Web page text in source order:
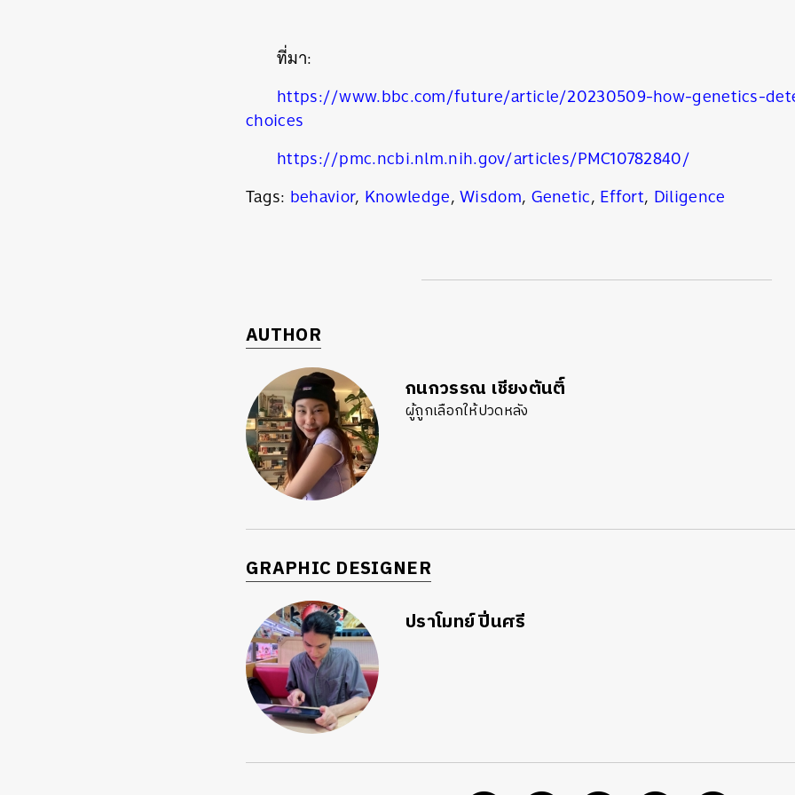
ที่มา:
https://www.bbc.com/future/article/20230509-how-genetics-
choices
https://pmc.ncbi.nlm.nih.gov/articles/PMC10782840/
Tags: behavior, Knowledge,Wisdom, Genetic, Effort, Diligence
AUTHOR
กนกวรรณ เชียงตันติ์
ผู้ถูกเลือกให้ปวดหลัง
GRAPHIC DESIGNER
ปราโมทย์ ปิ่นศรี